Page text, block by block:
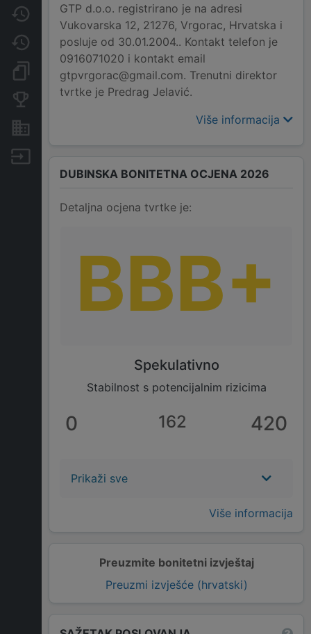
Javne nabavke
Promjene
Dokumenti i objave
Konkurentske tvrtke
Izvoz
GTP d.o.o. registrirano je na adresi
Vukovarska 12, 21276, Vrgorac, Hrvatska i
posluje od 30.01.2004.. Kontakt telefon je
0916071020 i kontakt email
gtpvrgorac@gmail.com. Trenutni direktor
tvrtke je Predrag Jelavić.
Više informacija
Preuzmite bonitetni izvještaj
Preuzmi izvješće (hrvatski)
DUBINSKA BONITETNA OCJENA 2026
Detaljna ocjena tvrtke je:
BBB+
Spekulativno
Stabilnost s potencijalnim rizicima
0 162 420
Prikaži sve
Više informacija